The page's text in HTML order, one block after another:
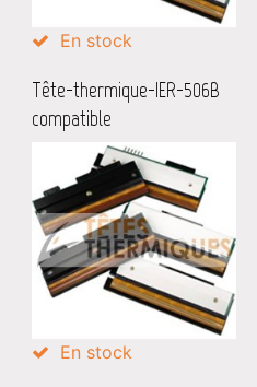
En stock
Tête-thermique-IER-506B
compatible
En stock